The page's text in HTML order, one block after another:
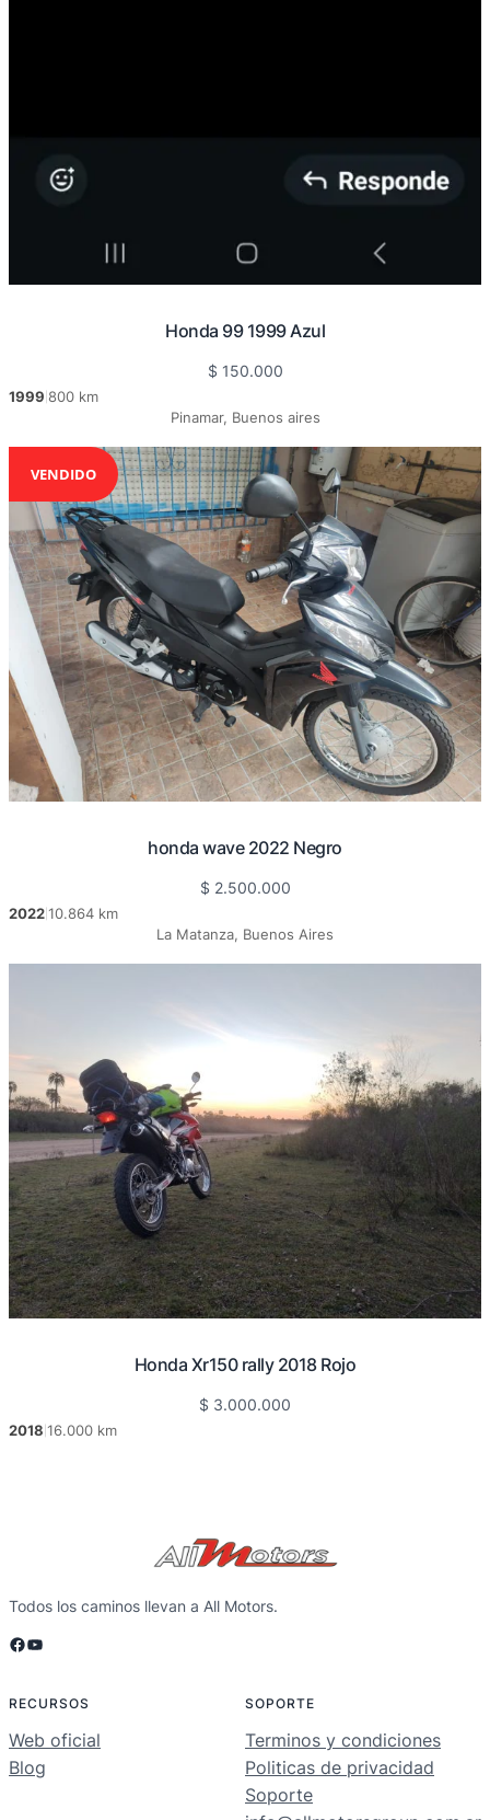
Honda 99 1999 Azul
$ 150.000
1999 800 km
Pinamar, Buenos aires
VENDIDO
honda wave 2022 Negro
$ 2.500.000
202210.864 km
La Matanza, Buenos Aires
Honda Xr150 rally 2018 Rojo
$ 3.000.000
2018 16.000 km
Todos los caminos llevan a All Motors.
Facebook YouTube
RECURSOS
Web oficial
Blog
SOPORTE
Terminos y condiciones
Politicas de privacidad
Soporte